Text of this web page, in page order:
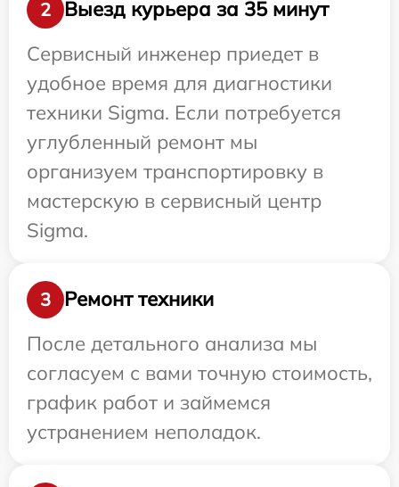
2
Выезд курьера за 35 минут
Сервисный инженер приедет в
удобное время для диагностики
техники Sigma. Если потребуется
углубленный ремонт мы
организуем транспортировку в
мастерскую в сервисный центр
Sigma.
3
Ремонт техники
После детального анализа мы
согласуем с вами точную стоимость,
график работ и займемся
устранением неполадок.